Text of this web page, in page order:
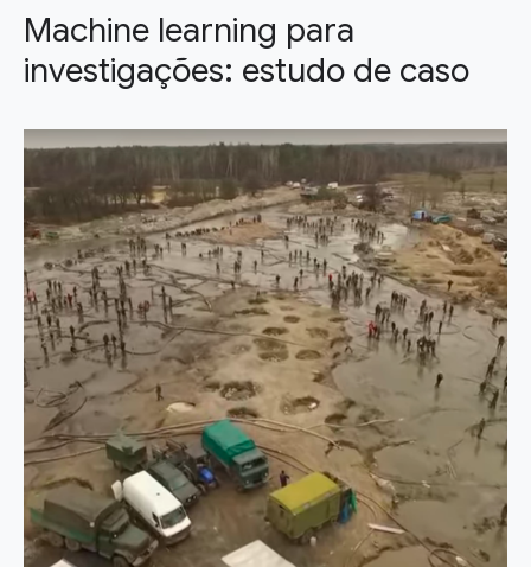
Machine learning para
investigações: estudo de caso